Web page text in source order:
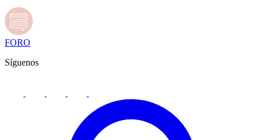
FORO
Síguenos